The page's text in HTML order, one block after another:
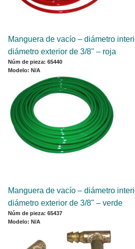
Manguera de vacío – diámetro
diámetro exterior de 3/8" – roja
Núm de pieza: 65440
Modelo: N/A
Manguera de vacío – diámetro
diámetro exterior de 3/8" – verde
Núm de pieza: 65437
Modelo: N/A